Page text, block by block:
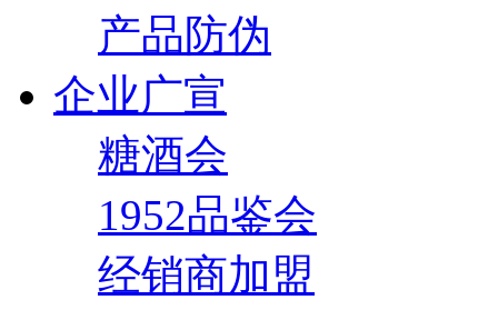
产品防伪
企业广宣
糖酒会
1952品鉴会
经销商加盟